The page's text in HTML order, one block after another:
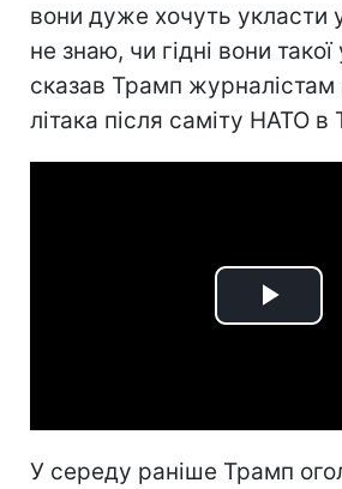
вони дуже хочуть укласти
не знаю, чи гідні вони
сказав Трамп журналістам
літака після саміту НАТО в
Play
У середу раніше Трамп